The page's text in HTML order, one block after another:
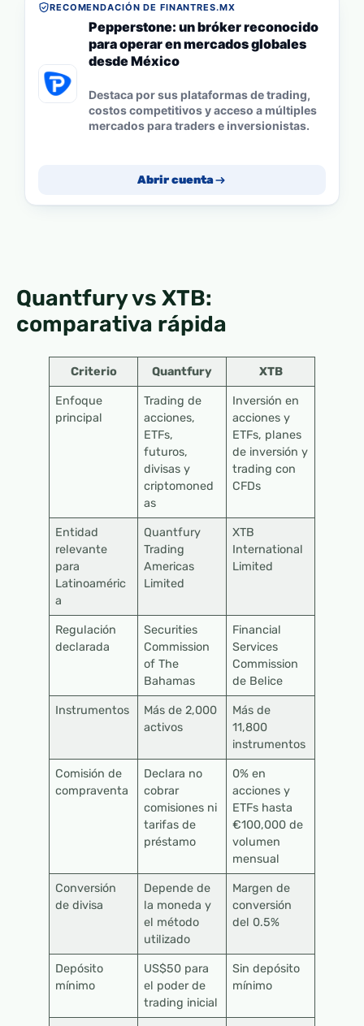
RECOMENDACIÓN DE FINANTRES.MX
Pepperstone: un bróker reconocido
para operar en mercados globales
desde México
Destaca por sus plataformas de trading,
costos competitivos y acceso a múltiples
mercados para traders e inversionistas.
Abrir cuenta
Quantfury vs XTB:
comparativa rápida
Criterio Quantfury XTB
Enfoque
principal
Trading de
acciones,
ETFs,
futuros,
divisas y
criptomoned
as
Inversión en
acciones y
ETFs, planes
de inversión y
trading con
CFDs
Entidad
relevante
para
Latinoaméric
a
Quantfury
Trading
Americas
Limited
XTB
International
Limited
Regulación
declarada
Securities
Commission
of The
Bahamas
Financial
Services
Commission
de Belice
Instrumentos
Más de 2,000
activos
Más de
11,800
instrumentos
Comisión de
compraventa
Declara no
cobrar
comisiones ni
tarifas de
préstamo
0% en
acciones y
ETFs hasta
€100,000 de
volumen
mensual
Conversión
de divisa
Depende de
la moneda y
el método
utilizado
Margen de
conversión
del 0.5%
Depósito
mínimo
US$50 para
el poder de
trading inicial
Sin depósito
mínimo